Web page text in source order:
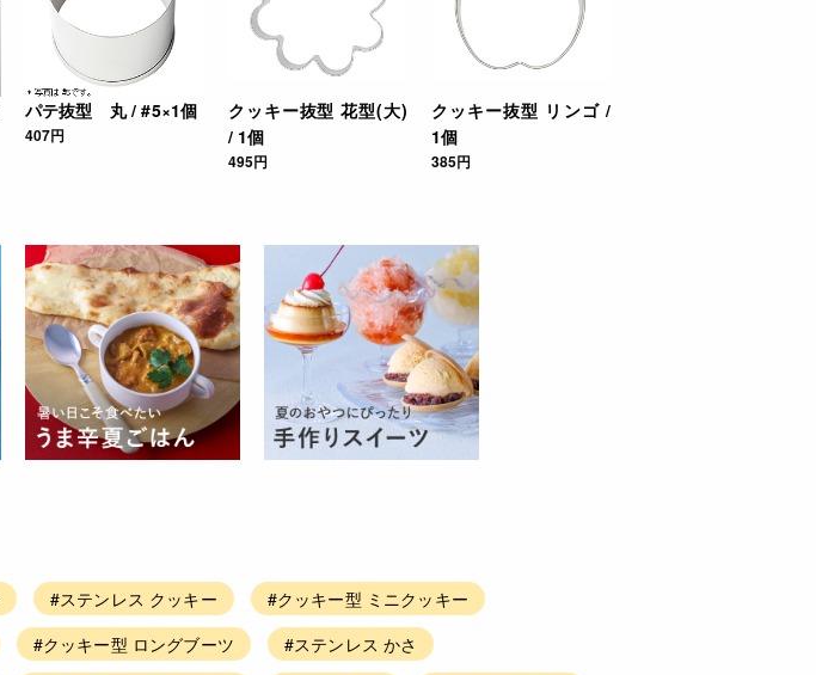
パテ抜型 丸 / #5×1個
407円
クッキー抜型 花型(大)
/ 1個
495円
クッキー抜型 リンゴ /
1個
385円
#ステンレス クッキー
#クッキー型 ミニクッキー
#クッキー型 ロングブーツ
#ステンレス かさ